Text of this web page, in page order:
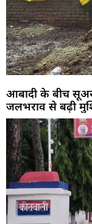
आबादी के बीच
जलभराव से बढ़ी